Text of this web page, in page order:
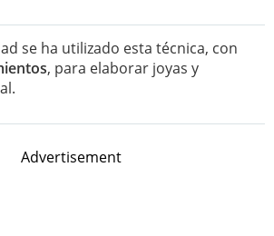
se ha utilizado esta técnica, con
, para elaborar joyas y
Advertisement